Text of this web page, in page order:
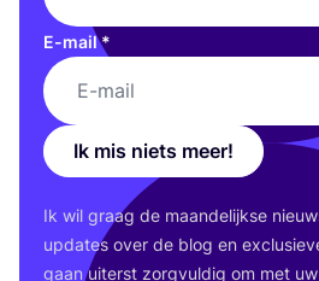
E-mail*
Ik mis niets meer!
Ik wil graag de maan­de­lijk­se
upda­tes over de blog en
gaan uiterst zorg­vul­dig om met